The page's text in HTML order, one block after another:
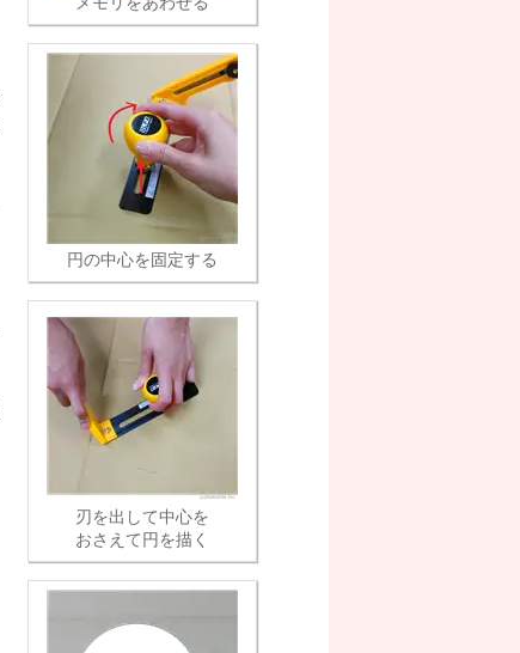
円の中心を固定する
刃を出して中心を
おさえて円を描く